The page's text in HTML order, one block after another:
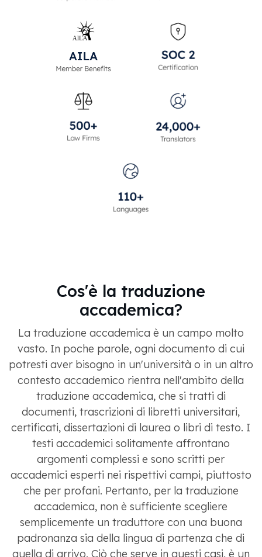
Cos'è la traduzione
accademica?
La traduzione accademica è un campo molto
vasto. In poche parole, ogni documento di cui
potresti aver bisogno in un'università o in un altro
contesto accademico rientra nell'ambito della
traduzione accademica, che si tratti di
documenti, trascrizioni di libretti universitari,
certificati, dissertazioni di laurea o libri di testo. I
testi accademici solitamente affrontano
argomenti complessi e sono scritti per
accademici esperti nei rispettivi campi, piuttosto
che per profani. Pertanto, per la traduzione
accademica, non è sufficiente scegliere
semplicemente un traduttore con una buona
padronanza sia della lingua di partenza che di
quella di arrivo. Ciò che serve in questi casi, è un